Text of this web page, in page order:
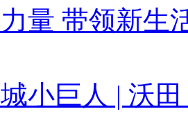
量 带领新生
小巨人 | 沃